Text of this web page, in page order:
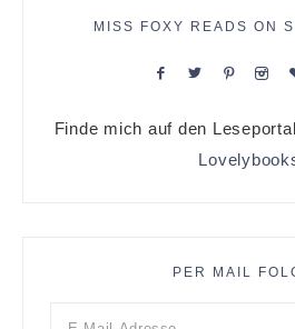
MISS FOXY READS ON
Finde mich auf den
PER MAIL